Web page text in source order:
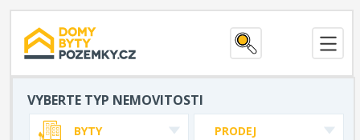
VYBERTE TYP NEMOVITOSTI
PRODEJ
BYTY